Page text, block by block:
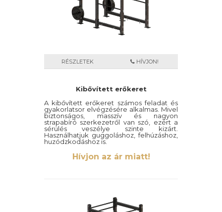
RÉSZLETEK HÍVJON!
Kibővített erőkeret
A kibővített erőkeret számos feladat és
gyakorlatsor elvégzésére alkalmas. Mivel
biztonságos, masszív és nagyon
strapabíró szerkezetről van szó, ezért a
sérülés veszélye szinte kizárt.
Használhatjuk guggoláshoz, felhúzáshoz,
huzódzkodáshoz is.
Hívjon az ár miatt!